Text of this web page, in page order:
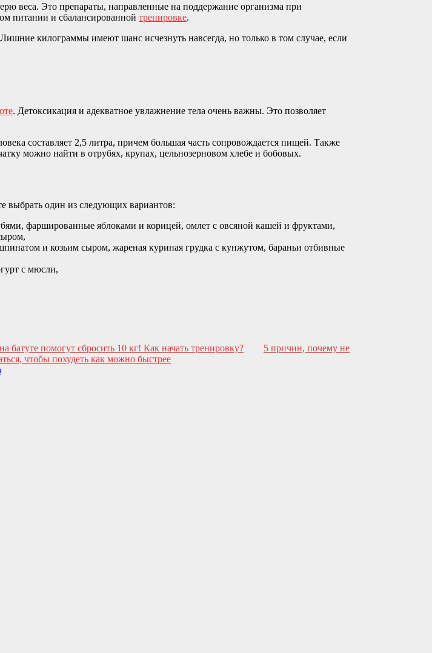
веса. Это препараты, направленные на поддержание организма при
питании и сбалансированной тренировке.
килограммы имеют шанс исчезнуть навсегда, но только в том случае, если
. Детоксикация и адекватное увлажнение тела очень важны. Это позволяет
составляет 2,5 литра, причем большая часть сопровождается пищей. Также
можно найти в отрубях, крупах, цельнозерновом хлебе и бобовых.
выбрать один из следующих вариантов:
фаршированные яблоками и корицей, омлет с овсяной кашей и фруктами,
и козьим сыром, жареная куриная грудка с кунжутом, бараньи отбивные
с мюсли,
батуте помогут сбросить 10 кг! Как начать тренировку?
5 причин, почему не
чтобы похудеть как можно быстрее